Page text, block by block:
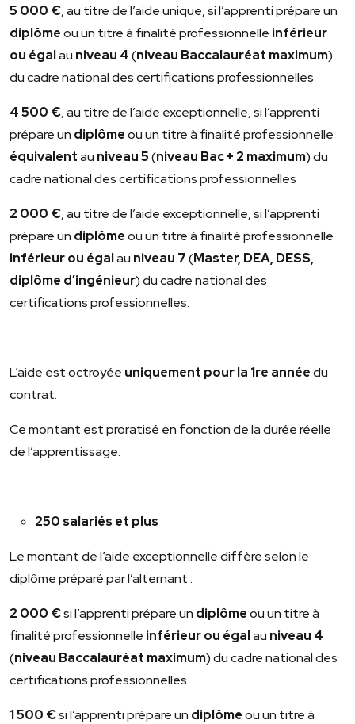
5 000 €, au titre de l’aide unique, si l’apprenti prépare un
diplômeou un titre à finalité professionnelle inférieur
ou égalau niveau 4(niveau Baccalauréat maximum)
du cadre national des certifications professionnelles
4 500 €, au titre de l’aide exceptionnelle, si l’apprenti
prépare un diplômeou un titre à finalité professionnelle
équivalentau niveau 5(niveau Bac + 2 maximum) du
cadre national des certifications professionnelles
2 000 €, au titre de l’aide exceptionnelle, si l’apprenti
prépare un diplômeou un titre à finalité professionnelle
inférieur ou égalau niveau 7(Master, DEA, DESS,
diplôme d’ingénieur) du cadre national des
certifications professionnelles.
L’aide est octroyée uniquement pour la 1re annéedu
contrat.
Ce montant est proratisé en fonction de la durée réelle
de l’apprentissage.
250 salariés et plus
Le montant de l’aide exceptionnelle diffère selon le
diplôme préparé par l’alternant :
2 000 €si l’apprenti prépare un diplômeou un titre à
finalité professionnelle inférieur ou égalau niveau 4
(niveau Baccalauréat maximum) du cadre national des
certifications professionnelles
1 500 €si l’apprenti prépare un diplômeou un titre à